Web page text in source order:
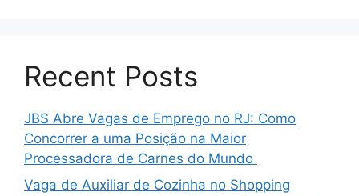
Recent Posts
JBS Abre Vagas de Emprego no RJ: Como
Concorrer a uma Posição na Maior
Processadora de Carnes do Mundo
Vaga de Auxiliar de Cozinha no Shopping